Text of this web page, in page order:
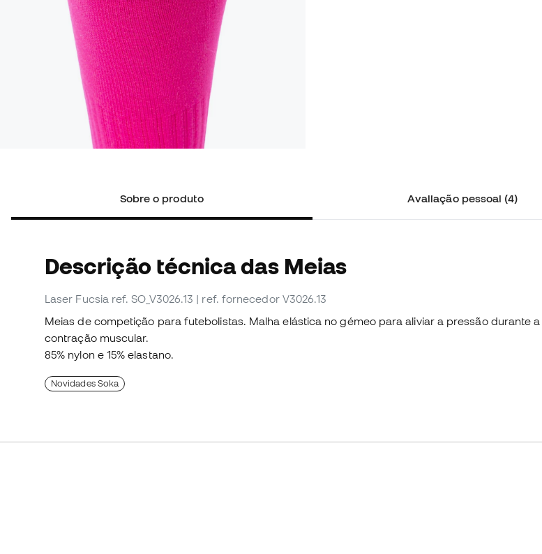
Sobre o produto Avaliação pessoal (4)
Descrição técnica das Meias
Laser Fucsia ref. SO_V3026.13 | ref. fornecedor V3026.13
Meias de competição para futebolistas. Malha elástica no gémeo para aliviar a pressão durante a
contração muscular.
85% nylon e 15% elastano.
Novidades Soka